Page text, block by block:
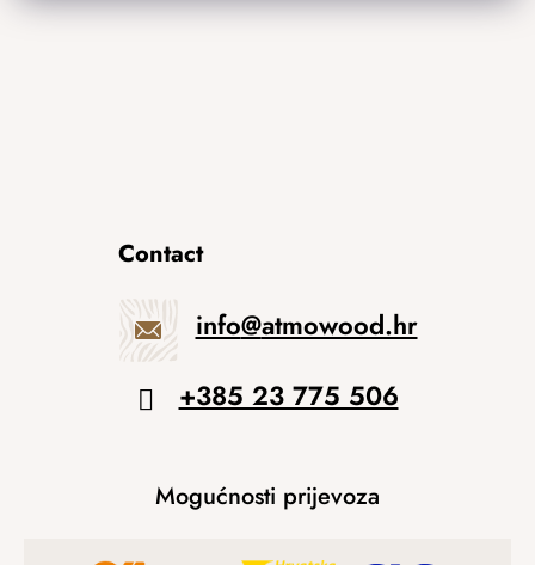
Contact
info@atmowood.hr
+385 23 775 506
Mogućnosti prijevoza